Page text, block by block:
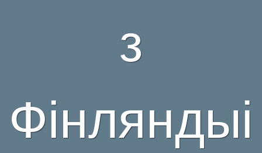
з
Фінляндыі